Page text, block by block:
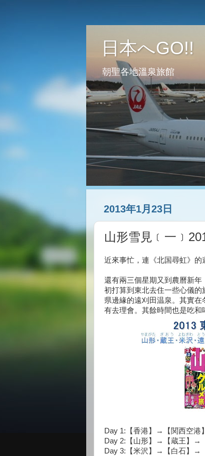
日本へGO!!
朝聖各地溫泉旅館
2013年1月23日
山形雪見﹝一
近來事忙，連《北国尋虹》的
還有兩三個星期又到農曆新
初打算到東北去住一些心儀
県邊緣的遠刈田温泉。其實
有去理會。其餘時間也是吃和
Day 1:【香港】→【関西空
Day 2:【山形】→【蔵王】→
Day 3:【米沢】→【白石】→